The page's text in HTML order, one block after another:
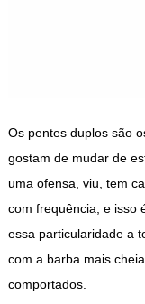
Os pentes duplos são
gostam de mudar de
uma ofensa, viu, tem
com frequência, e isso
essa particularidade a
com a barba mais
comportados.